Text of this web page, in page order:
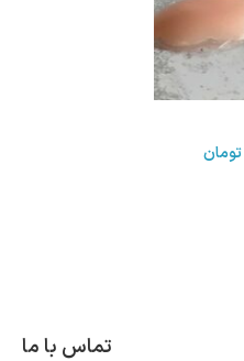
تومان
تماس با ما